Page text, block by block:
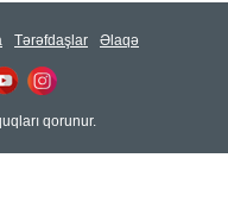
Tərəfdaşlar Əlaqə
qorunur.